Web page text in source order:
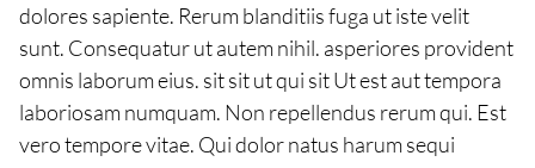
dolores sapiente. Rerum blanditiis fuga ut iste velit
sunt. Consequatur ut autem nihil. asperiores provident
omnis laborum eius. sit sit ut qui sit Ut est aut tempora
laboriosam numquam. Non repellendus rerum qui. Est
vero tempore vitae. Qui dolor natus harum sequi